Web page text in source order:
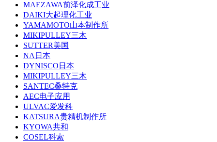
MAEZAWA前泽化成工业
DAIKI大起理化工业
YAMAMOTO山本制作所
MIKIPULLEY三木
SUTTER美国
NA日本
DYNISCO日本
MIKIPULLEY三木
SANTEC桑特克
AEC电子应用
ULVAC爱发科
KATSURA贵精机制作所
KYOWA共和
COSEL科索